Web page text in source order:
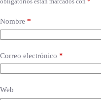
Nombre *
Correo electrónico *
Web